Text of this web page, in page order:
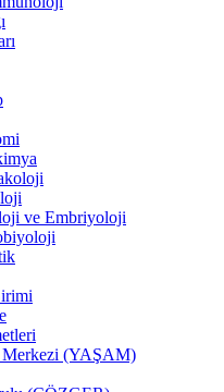
ve Embriyoloji
Merkezi (YAŞAM)